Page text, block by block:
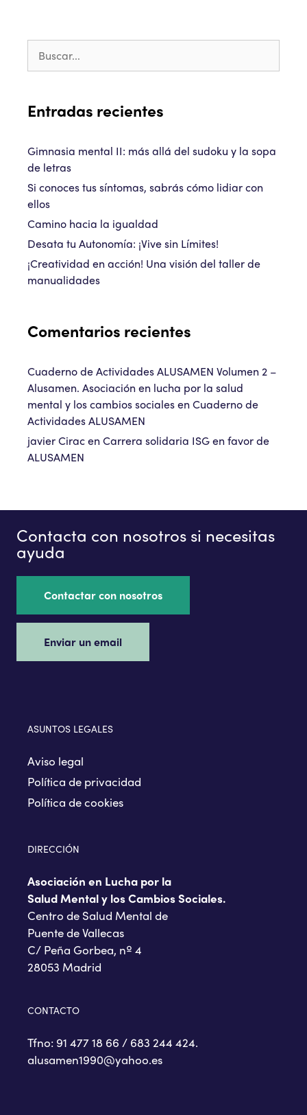
Entradas recientes
Gimnasia mental II: más allá del sudoku y la sopa
de letras
Si conoces tus síntomas, sabrás cómo lidiar con
ellos
Camino hacia la igualdad
Desata tu Autonomía: ¡Vive sin Límites!
¡Creatividad en acción! Una visión del taller de
manualidades
Comentarios recientes
Cuaderno de Actividades ALUSAMEN Volumen 2 –
Alusamen. Asociación en lucha por la salud
mental y los cambios socialesen Cuaderno de
Actividades ALUSAMEN
javier Ciracen Carrera solidaria ISG en favor de
ALUSAMEN
Contacta con nosotros si necesitas
ayuda
Contactar con nosotros
Enviar un email
ASUNTOS LEGALES
Aviso legal
Política de privacidad
Política de cookies
DIRECCIÓN
Asociación en Lucha por la
Salud Mental y los Cambios Sociales.
Centro de Salud Mental de
Puente de Vallecas
C/ Peña Gorbea, nº 4
28053 Madrid
CONTACTO
Tfno: 91 477 18 66 / 683 244 424.
alusamen1990@yahoo.es